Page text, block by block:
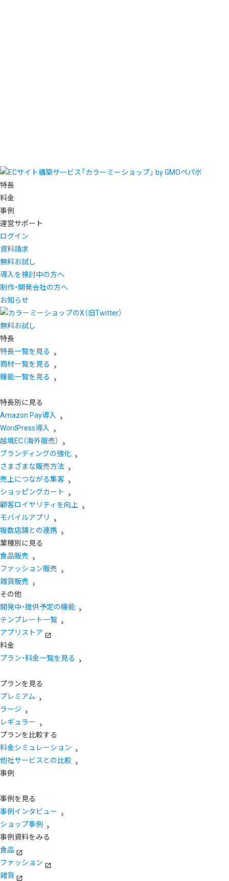
特長
料金
事例
運営サポート
ログイン
資料請求
無料お試し
導入を検討中の方へ
制作・開発会社の方へ
お知らせ
無料お試し
特長
特長一覧を見る
商材一覧を見る
機能一覧を見る
特長別に見る
Amazon Pay導入
WordPress導入
越境EC（海外販売）
ブランディングの強化
さまざまな販売方法
売上につながる集客
ショッピングカート
顧客ロイヤリティを向上
モバイルアプリ
複数店舗との連携
業種別に見る
食品販売
ファッション販売
雑貨販売
その他
開発中・提供予定の機能
テンプレート一覧
アプリストア
料金
プラン・料金一覧を見る
プランを見る
プレミアム
ラージ
レギュラー
プランを比較する
料金シミュレーション
他社サービスとの比較
事例
事例を見る
事例インタビュー
ショップ事例
事例資料をみる
食品
ファッション
雑貨